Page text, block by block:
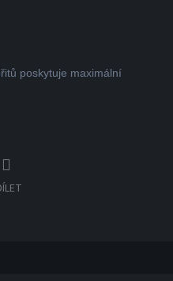
poskytuje maximální